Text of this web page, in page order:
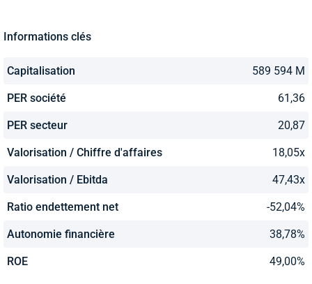
Informations clés
Capitalisation 589 594 M
PER société 61,36
PER secteur 20,87
Valorisation / Chiffre d'affaires 18,05x
Valorisation / Ebitda 47,43x
Ratio endettement net -52,04%
Autonomie financière 38,78%
ROE 49,00%